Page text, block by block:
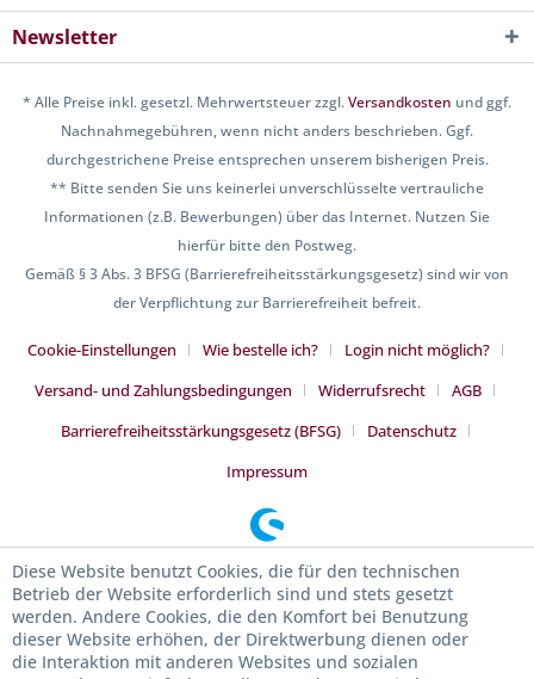
Newsletter
* Alle Preise inkl. gesetzl. Mehrwertsteuer zzgl.Versandkosten und ggf.
Nachnahmegebühren, wenn nicht anders beschrieben. Ggf.
durchgestrichene Preise entsprechen unserem bisherigen Preis.
** Bitte senden Sie uns keinerlei unverschlüsselte vertrauliche
Informationen (z.B. Bewerbungen) über das Internet. Nutzen Sie
hierfür bitte den Postweg.
Gemäß § 3 Abs. 3 BFSG (Barrierefreiheitsstärkungsgesetz) sind wir von
der Verpflichtung zur Barrierefreiheit befreit.
Cookie-Einstellungen Wie bestelle ich?
Login nicht möglich?
Versand- und Zahlungsbedingungen
Widerrufsrecht
AGB
Barrierefreiheitsstärkungsgesetz (BFSG)
Datenschutz
Impressum
Diese Website benutzt Cookies, die für den technischen
Betrieb der Website erforderlich sind und stets gesetzt
werden. Andere Cookies, die den Komfort bei Benutzung
dieser Website erhöhen, der Direktwerbung dienen oder
die Interaktion mit anderen Websites und sozialen